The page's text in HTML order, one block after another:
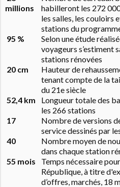
millions
habilleront les 272
les salles, les couloirs
stations du
95 %
Selon une étude
voyageurs s’estiment
stations rénovées
20 cm
Hauteur de
tenant compte de la
du 21e siècle
52,4 km
Longueur totale des
les 266 stations
17
Nombre de versions
service dessinés par
40
Nombre moyen de
dans chaque station
55 mois
Temps nécessaire
République, à titre
d’offres, marchés, 18